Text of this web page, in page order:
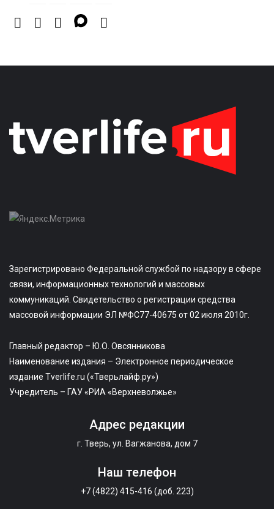
Зарегистрировано Федеральной службой по надзору в сфере
связи, информационных технологий и массовых
коммуникаций. Свидетельство о регистрации средства
массовой информации ЭЛ №ФС77-40675 от 02 июля 2010г.
Главный редактор – Ю.О. Овсянникова
Наименование издания – Электронное периодическое
издание Tverlife.ru («Тверьлайф.ру»)
Учредитель – ГАУ «РИА «Верхневолжье»
Адрес редакции
г. Тверь, ул. Вагжанова, дом 7
Наш телефон
+7 (4822) 415-416 (доб. 223)